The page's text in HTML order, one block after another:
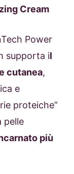
Cream
Power
supporta il
cutanea,
e
proteiche”
pelle
più